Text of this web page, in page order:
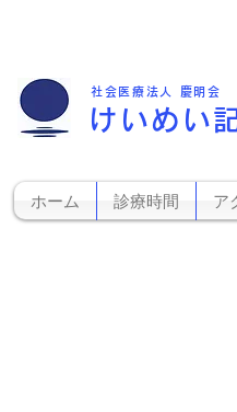
社会医療法人 慶明会
けいめい
ホーム 診療時間 ア